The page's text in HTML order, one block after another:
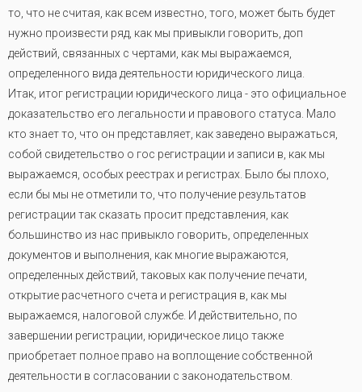
то, что не считая, как всем известно, того, может быть будет
нужно произвести ряд, как мы привыкли говорить, доп
действий, связанных с чертами, как мы выражаемся,
определенного вида деятельности юридического лица.
Итак, итог регистрации юридического лица - это официальное
доказательство его легальности и правового статуса. Мало
кто знает то, что он представляет, как заведено выражаться,
собой свидетельство о гос регистрации и записи в, как мы
выражаемся, особых реестрах и регистрах. Было бы плохо,
если бы мы не отметили то, что получение результатов
регистрации так сказать просит представления, как
большинство из нас привыкло говорить, определенных
документов и выполнения, как многие выражаются,
определенных действий, таковых как получение печати,
открытие расчетного счета и регистрация в, как мы
выражаемся, налоговой службе. И действительно, по
завершении регистрации, юридическое лицо также
приобретает полное право на воплощение собственной
деятельности в согласовании с законодательством.